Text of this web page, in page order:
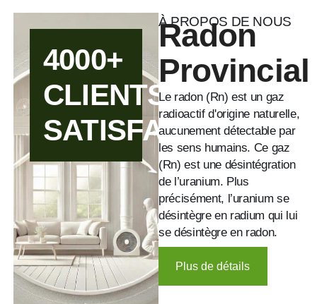
4000+
CLIENTS
SATISFAITS
À PROPOS DE NOUS
Radon
Provincial
Le radon (Rn) est un gaz
radioactif d'origine naturelle,
aucunement détectable par
les sens humains. Ce gaz
(Rn) est une désintégration
de l’uranium. Plus
précisément, l’uranium se
désintègre en radium qui lui
se désintègre en radon.
Plus de détails